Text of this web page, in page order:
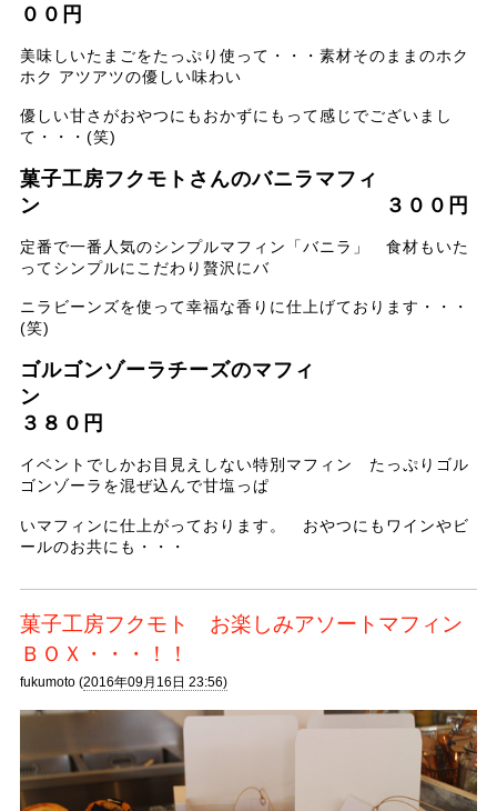
００円
美味しいたまごをたっぷり使って・・・素材そのままのホク
ホク アツアツの優しい味わい
優しい甘さがおやつにもおかずにもって感じでございまし
て・・・(笑)
菓子工房フクモトさんのバニラマフィ
ン ３００円
定番で一番人気のシンプルマフィン「バニラ」 食材もいた
ってシンプルにこだわり贅沢にバ
ニラビーンズを使って幸福な香りに仕上げております・・・
(笑)
ゴルゴンゾーラチーズのマフィ
ン
３８０円
イベントでしかお目見えしない特別マフィン たっぷりゴル
ゴンゾーラを混ぜ込んで甘塩っぱ
いマフィンに仕上がっております。 おやつにもワインやビ
ールのお共にも・・・
菓子工房フクモト お楽しみアソートマフィン
ＢＯＸ・・・！！
fukumoto (2016年09月16日 23:56)